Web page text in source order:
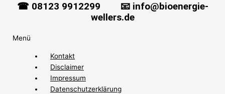
☎ 08123 9912299 📧 info@bioenergie-
wellers.de
Menü
Kontakt
Disclaimer
Impressum
Datenschutzerklärung